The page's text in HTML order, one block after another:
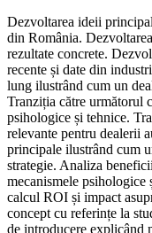
Dezvoltarea ideii
din România.
rezultate concrete.
recente și date din
lung ilustrând cum un
Tranziția către următorul
psihologice și tehnice.
relevante pentru dealerii
principale ilustrând cum
strategie. Analiza
mecanismele
calcul ROI și impact
concept cu referințe la
de introducere explicând